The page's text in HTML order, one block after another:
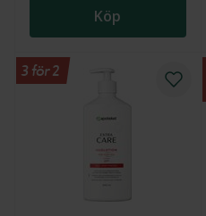
Köp
3 för 2